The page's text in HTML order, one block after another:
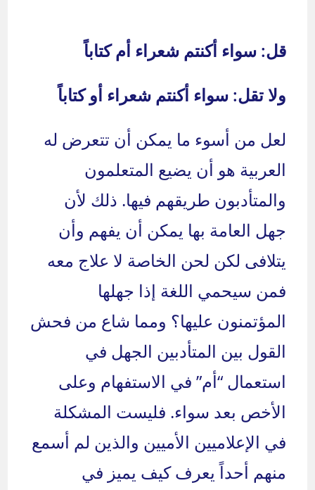
قل: سواء أكنتم شعراء أم كتاباً
ولا تقل: سواء أكنتم شعراء أو كتاباً
لعل من أسوء ما يمكن أن تتعرض له
العربية هو أن يضيع المتعلمون
والمتأدبون طريقهم فيها. ذلك لأن
جهل العامة بها يمكن أن يفهم وأن
يتلافى لكن لحن الخاصة لا علاج معه
فمن سيحمي اللغة إذا جهلها
المؤتمنون عليها؟ ومما شاع من فحش
القول بين المتأدبين الجهل في
استعمال “أم” في الاستفهام وعلى
الأخص بعد سواء. فليست المشكلة
في الإعلاميين الأميين والذين لم أسمع
منهم أحداً يعرف كيف يميز في